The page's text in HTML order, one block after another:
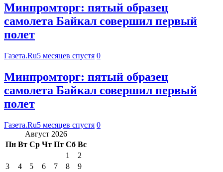
Минпромторг: пятый образец
самолета Байкал совершил первый
полет
Газета.Ru5 месяцев спустя 0
Минпромторг: пятый образец
самолета Байкал совершил первый
полет
Газета.Ru5 месяцев спустя 0
Август 2026
Пн Вт Ср Чт Пт Сб Вс
1
2
3
4 5 6 7 8
9